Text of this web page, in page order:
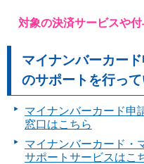
対象の決済サービスや
マイナンバーカー
のサポートを行って
マイナンバーカード申
窓口はこちら
マイナンバーカード・
サポートサービスはこ